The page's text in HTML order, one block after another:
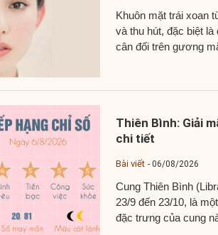
Khuôn mặt trái xoan
và thu hút, đặc biệt
cân đối trên gương
Thiên Bình: Giải
chi tiết
Bài viết 06/08/2026
Cung Thiên Bình
23/9 đến 23/10, là
đặc trưng của cung